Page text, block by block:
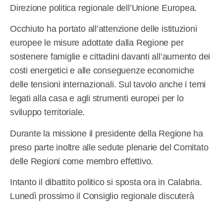
Direzione politica regionale dell’Unione Europea.
Occhiuto ha portato all’attenzione delle istituzioni
europee le misure adottate dalla Regione per
sostenere famiglie e cittadini davanti all’aumento dei
costi energetici e alle conseguenze economiche
delle tensioni internazionali. Sul tavolo anche i temi
legati alla casa e agli strumenti europei per lo
sviluppo territoriale.
Durante la missione il presidente della Regione ha
preso parte inoltre alle sedute plenarie del Comitato
delle Regioni come membro effettivo.
Intanto il dibattito politico si sposta ora in Calabria.
Lunedì prossimo il Consiglio regionale discuterà